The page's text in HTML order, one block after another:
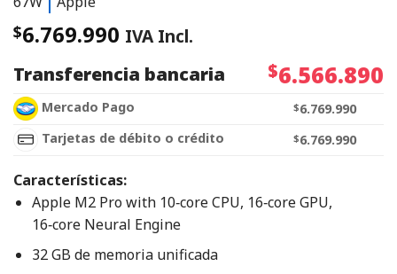
$6.769.990 IVA Incl.
Transferencia bancaria
$6.566.890
Mercado Pago $6.769.990
Tarjetas de débito o crédito
$6.769.990
Características:
Apple M2 Pro with 10‑core CPU, 16‑core GPU,
16‑core Neural Engine
32 GB de memoria unificada